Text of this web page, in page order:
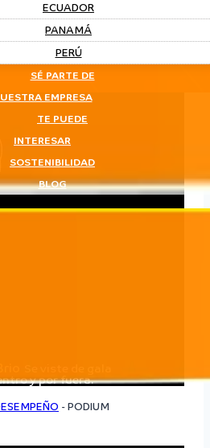
ECUADOR
PANAMÁ
PERÚ
SÉ PARTE DE
EMPRESA
TE PUEDE
INTERESAR
SOSTENIBILIDAD
BLOG
y por fuera.
- PODIUM